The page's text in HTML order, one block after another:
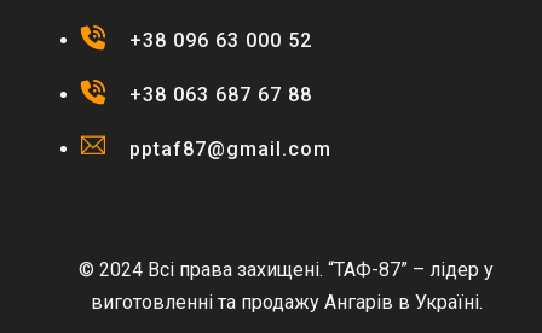
+38 096 63 000 52
+38 063 687 67 88
pptaf87@gmail.com
© 2024 Всі права захищені. “ТАФ-87” – лідер у
виготовленні та продажу Ангарів в Україні.